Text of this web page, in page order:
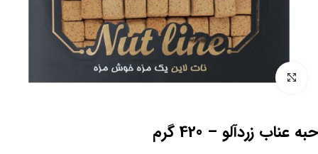
بزرگنمایی تصویر
حبه عناب زردآلو – 420 گرم